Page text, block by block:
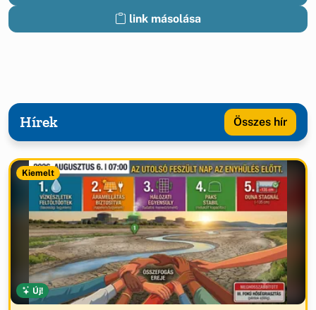
link másolása
Hírek Összes hír
Kiemelt
Új!